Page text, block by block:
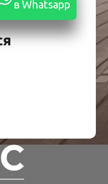
в Whatsapp